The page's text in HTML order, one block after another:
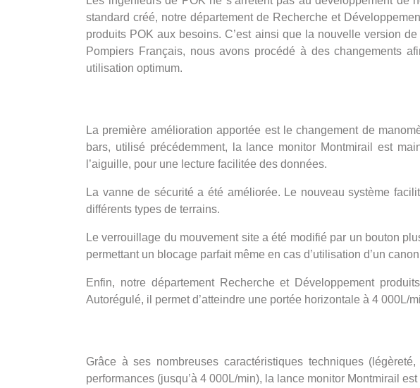
standard créé, notre département de Recherche et
produits POK aux besoins. C’est ainsi que la nouvelle version
Pompiers Français, nous avons procédé à des changements
utilisation optimum.
La première amélioration apportée est le changement de
bars, utilisé précédemment, la lance monitor Montmirail est
l’aiguille, pour une lecture facilitée des données.
La vanne de sécurité a été améliorée. Le nouveau système
différents types de terrains.
Le verrouillage du mouvement site a été modifié par un bouton
permettant un blocage parfait même en cas d’utilisation d’un
Enfin, notre département Recherche et Développement
Autorégulé, il permet d’atteindre une portée horizontale à 4 000L/
Grâce à ses nombreuses caractéristiques techniques
performances (jusqu’à 4 000L/min), la lance monitor Montmirail